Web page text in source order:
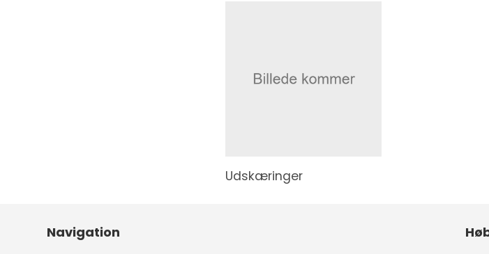
Udskæringer
Navigation